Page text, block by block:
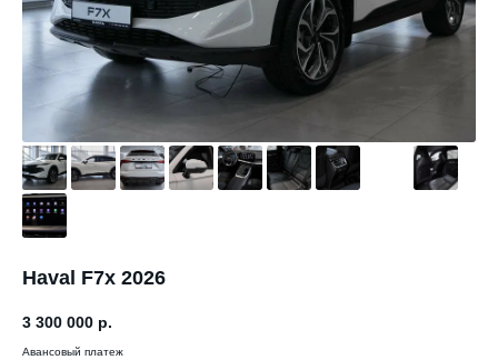
Haval F7x 2026
3 300 000 р.
Авансовый платеж